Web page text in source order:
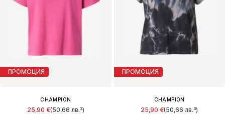
ПРОМОЦИЯ
CHAMPION
25,90 €(50,66 лв.³)
ПРОМОЦИЯ
CHAMPION
25,90 €(50,66 лв.³)